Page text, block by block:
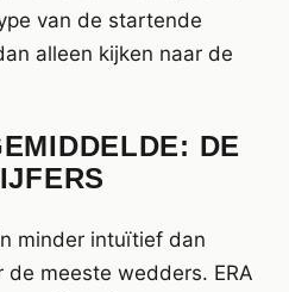
van de startende
alleen kijken naar de
DE
minder intuïtief dan
meeste wedders. ERA